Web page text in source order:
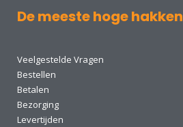
De meeste hoge hakken
Veelgestelde Vragen
Bestellen
Betalen
Bezorging
Levertijden